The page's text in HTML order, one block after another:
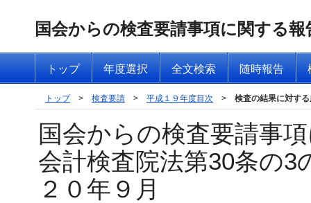
国会からの検査要請事項に関する
トップ 年度選択 全文検索 随時報告
トップ > 検査要請 > 平成１９年度目次 > 検査の結果に対す
国会からの検査要請事
会計検査院法第30条の3
２０年９月